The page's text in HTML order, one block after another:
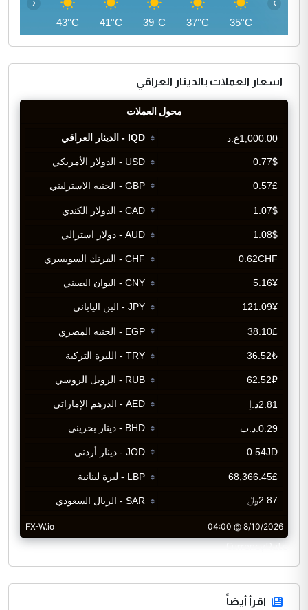
35°C
37°C
39°C
41°C
43°C
اسعار العملات بالدينار العراقي
CurrencyRate
اقرأ أيضاً